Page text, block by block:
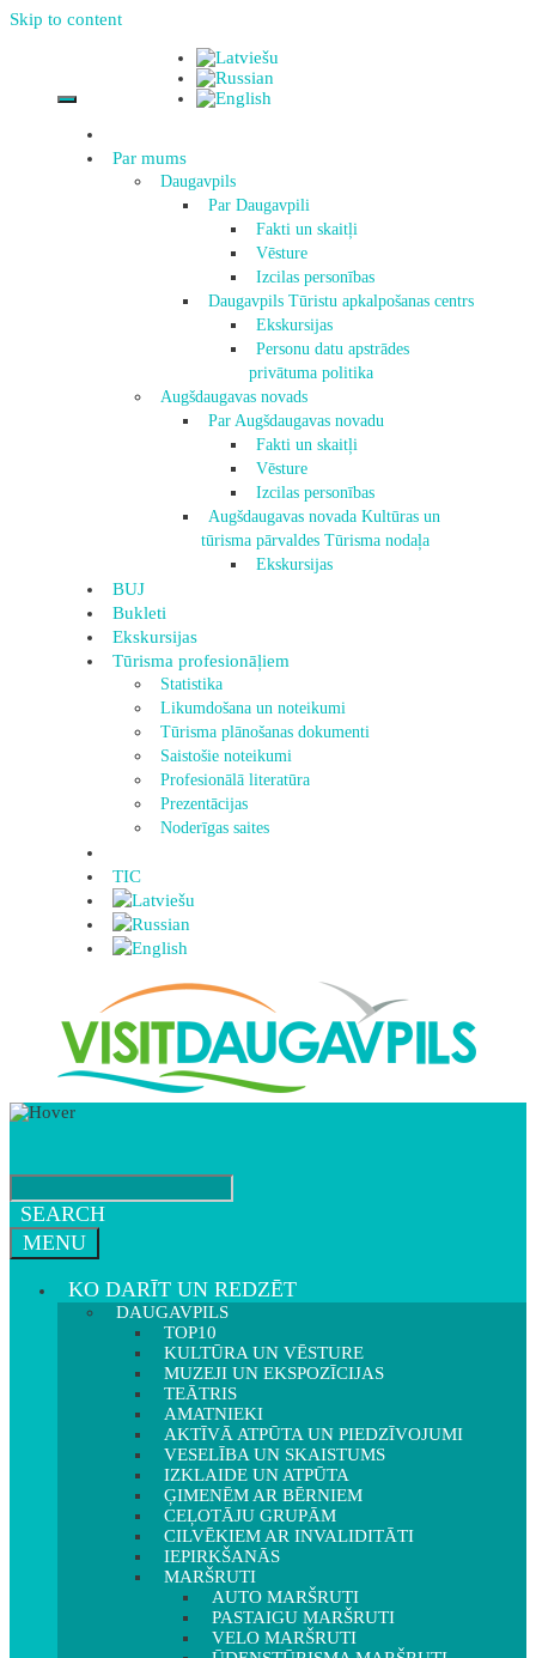
Skip to content
Par mums
Daugavpils
Par Daugavpili
Fakti un skaitļi
Vēsture
Izcilas personības
Daugavpils Tūristu apkalpošanas centrs
Ekskursijas
Personu datu apstrādes
privātuma politika
Augšdaugavas novads
Par Augšdaugavas novadu
Fakti un skaitļi
Vēsture
Izcilas personības
Augšdaugavas novada Kultūras un
tūrisma pārvaldes Tūrisma nodaļa
Ekskursijas
BUJ
Bukleti
Ekskursijas
Tūrisma profesionāļiem
Statistika
Likumdošana un noteikumi
Tūrisma plānošanas dokumenti
Saistošie noteikumi
Profesionālā literatūra
Prezentācijas
Noderīgas saites
TIC
SEARCH
MENU
KO DARĪT UN REDZĒT
DAUGAVPILS
TOP10
KULTŪRA UN VĒSTURE
MUZEJI UN EKSPOZĪCIJAS
TEĀTRIS
AMATNIEKI
AKTĪVĀ ATPŪTA UN PIEDZĪVOJUMI
VESELĪBA UN SKAISTUMS
IZKLAIDE UN ATPŪTA
ĢIMENĒM AR BĒRNIEM
CEĻOTĀJU GRUPĀM
CILVĒKIEM AR INVALIDITĀTI
IEPIRKŠANĀS
MARŠRUTI
AUTO MARŠRUTI
PASTAIGU MARŠRUTI
VELO MARŠRUTI